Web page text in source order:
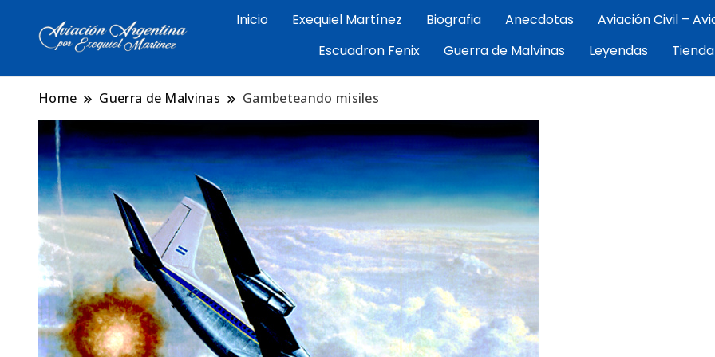
Exequiel Martinez | Aviacion Argentina
Arte aeronáutico argentino por Exequiel Martínez — piloto, artista y cronista de la
Malvinas
Inicio Exequiel Martínez Biografia Anecdotas Aviación Civil –
Escuadron Fenix
Guerra de Malvinas Leyendas Tienda
Home Guerra de Malvinas Gambeteando misiles